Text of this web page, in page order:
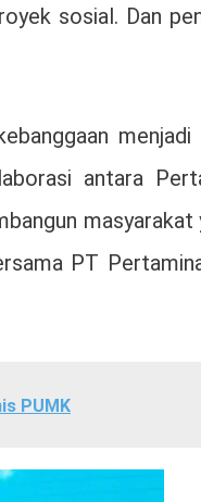
sosial. Dan
antara
masyarakat
PT
PUMK